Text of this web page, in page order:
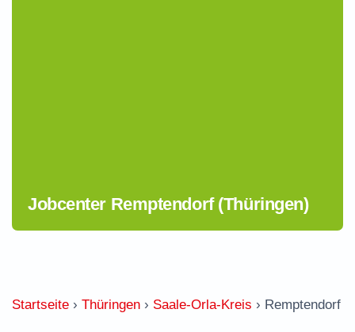
Jobcenter Remptendorf (Thüringen)
Startseite › Thüringen › Saale-Orla-Kreis › Remptendorf